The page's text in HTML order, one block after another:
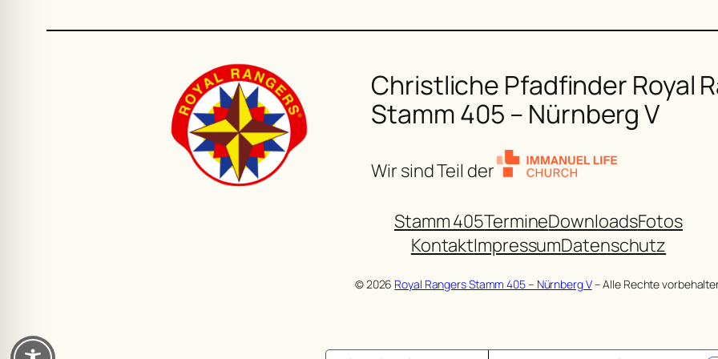
Christliche Pfadfinder Royal
Stamm 405 – Nürnberg V
Wir sind Teil der
Stamm 405TermineDownloadsFotos
KontaktImpressumDatenschutz
© 2026 Royal Rangers Stamm 405 – Nürnberg V– Alle Rechte